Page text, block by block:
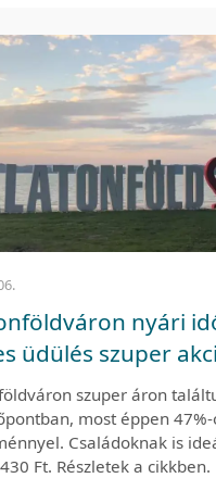
nyári
üdülés szuper
szuper áron
most éppen 47%-
Családoknak is
Ft. Részletek a cikkben.